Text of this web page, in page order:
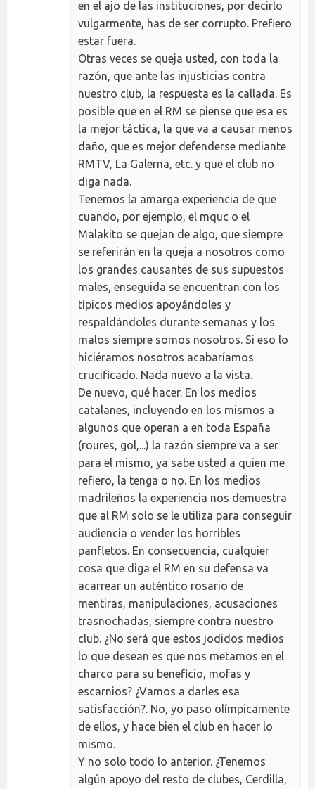
en el ajo de las instituciones, por decirlo
vulgarmente, has de ser corrupto. Prefiero
estar fuera.
Otras veces se queja usted, con toda la
razón, que ante las injusticias contra
nuestro club, la respuesta es la callada. Es
posible que en el RM se piense que esa es
la mejor táctica, la que va a causar menos
daño, que es mejor defenderse mediante
RMTV, La Galerna, etc. y que el club no
diga nada.
Tenemos la amarga experiencia de que
cuando, por ejemplo, el mquc o el
Malakito se quejan de algo, que siempre
se referirán en la queja a nosotros como
los grandes causantes de sus supuestos
males, enseguida se encuentran con los
típicos medios apoyándoles y
respaldándoles durante semanas y los
malos siempre somos nosotros. Si eso lo
hiciéramos nosotros acabaríamos
crucificado. Nada nuevo a la vista.
De nuevo, qué hacer. En los medios
catalanes, incluyendo en los mismos a
algunos que operan a en toda España
(roures, gol,...) la razón siempre va a ser
para el mismo, ya sabe usted a quien me
refiero, la tenga o no. En los medios
madrileños la experiencia nos demuestra
que al RM solo se le utiliza para conseguir
audiencia o vender los horribles
panfletos. En consecuencia, cualquier
cosa que diga el RM en su defensa va
acarrear un auténtico rosario de
mentiras, manipulaciones, acusaciones
trasnochadas, siempre contra nuestro
club. ¿No será que estos jodidos medios
lo que desean es que nos metamos en el
charco para su beneficio, mofas y
escarnios? ¿Vamos a darles esa
satisfacción?. No, yo paso olímpicamente
de ellos, y hace bien el club en hacer lo
mismo.
Y no solo todo lo anterior. ¿Tenemos
algún apoyo del resto de clubes, Cerdilla,